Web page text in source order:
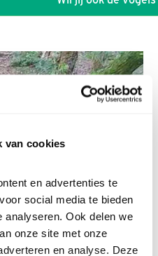
van cookies
en advertenties te
social media te bieden
analyseren. Ook delen we
onze site met onze
en analyse. Deze